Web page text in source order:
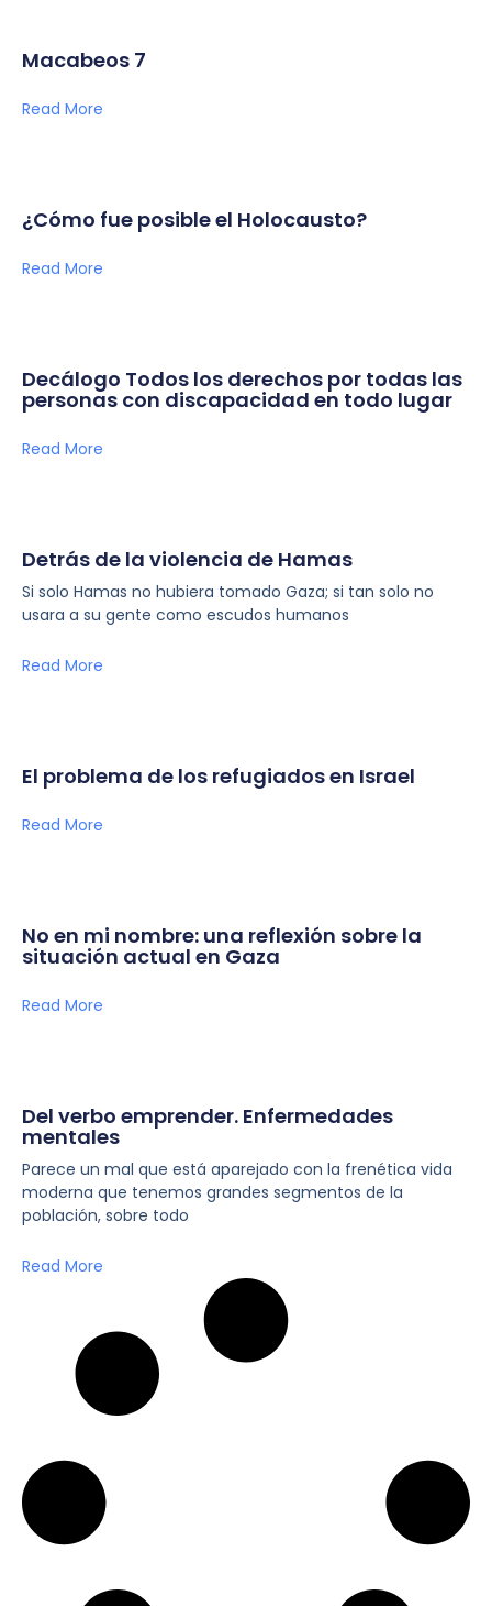
Macabeos 7
Read More
¿Cómo fue posible el Holocausto?
Read More
Decálogo Todos los derechos por todas las
personas con discapacidad en todo lugar
Read More
Detrás de la violencia de Hamas
Si solo Hamas no hubiera tomado Gaza; si tan solo no
usara a su gente como escudos humanos
Read More
El problema de los refugiados en Israel
Read More
No en mi nombre: una reflexión sobre la
situación actual en Gaza
Read More
Del verbo emprender. Enfermedades
mentales
Parece un mal que está aparejado con la frenética vida
moderna que tenemos grandes segmentos de la
población, sobre todo
Read More